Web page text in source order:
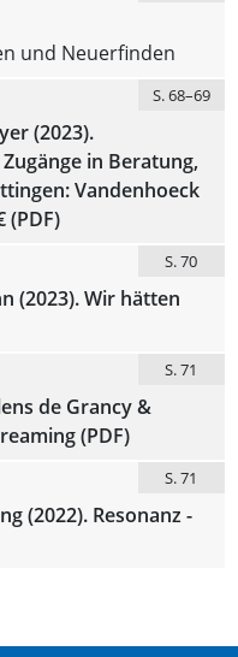
und Neuerfinden
S. 68–69
(2023).
in Beratung,
Vandenhoeck
(PDF)
S. 70
(2023). Wir hätten
S. 71
de Grancy &
(PDF)
S. 71
(2022). Resonanz -